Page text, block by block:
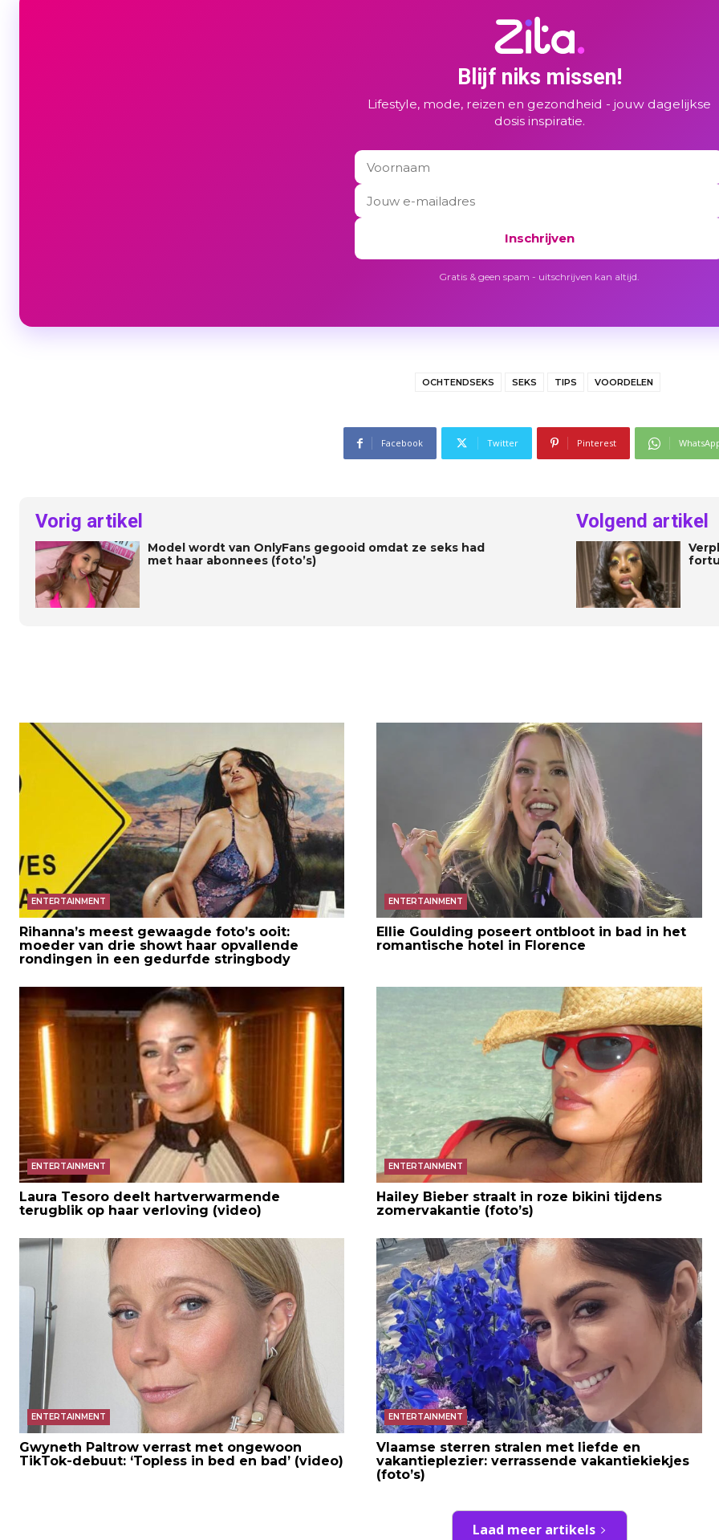
Blijf niks missen!
Lifestyle, mode, reizen en gezondheid - jouw dagelijkse
dosis inspiratie.
Inschrijven
Gratis & geen spam - uitschrijven kan altijd.
OCHTENDSEKS SEKS TIPS VOORDELEN
Facebook Twitter Pinterest
Vorig artikel
Model wordt van OnlyFans gegooid omdat ze seks had
met haar abonnees (foto’s)
Volgend artikel
ENTERTAINMENT
Rihanna’s meest gewaagde foto’s ooit:
moeder van drie showt haar opvallende
rondingen in een gedurfde stringbody
ENTERTAINMENT
Ellie Goulding poseert ontbloot in bad in het
romantische hotel in Florence
ENTERTAINMENT
Laura Tesoro deelt hartverwarmende
terugblik op haar verloving (video)
ENTERTAINMENT
Hailey Bieber straalt in roze bikini tijdens
zomervakantie (foto’s)
ENTERTAINMENT
Gwyneth Paltrow verrast met ongewoon
TikTok-debuut: ‘Topless in bed en bad’ (video)
ENTERTAINMENT
Vlaamse sterren stralen met liefde en
vakantieplezier: verrassende vakantiekiekjes
(foto’s)
Laad meer artikels